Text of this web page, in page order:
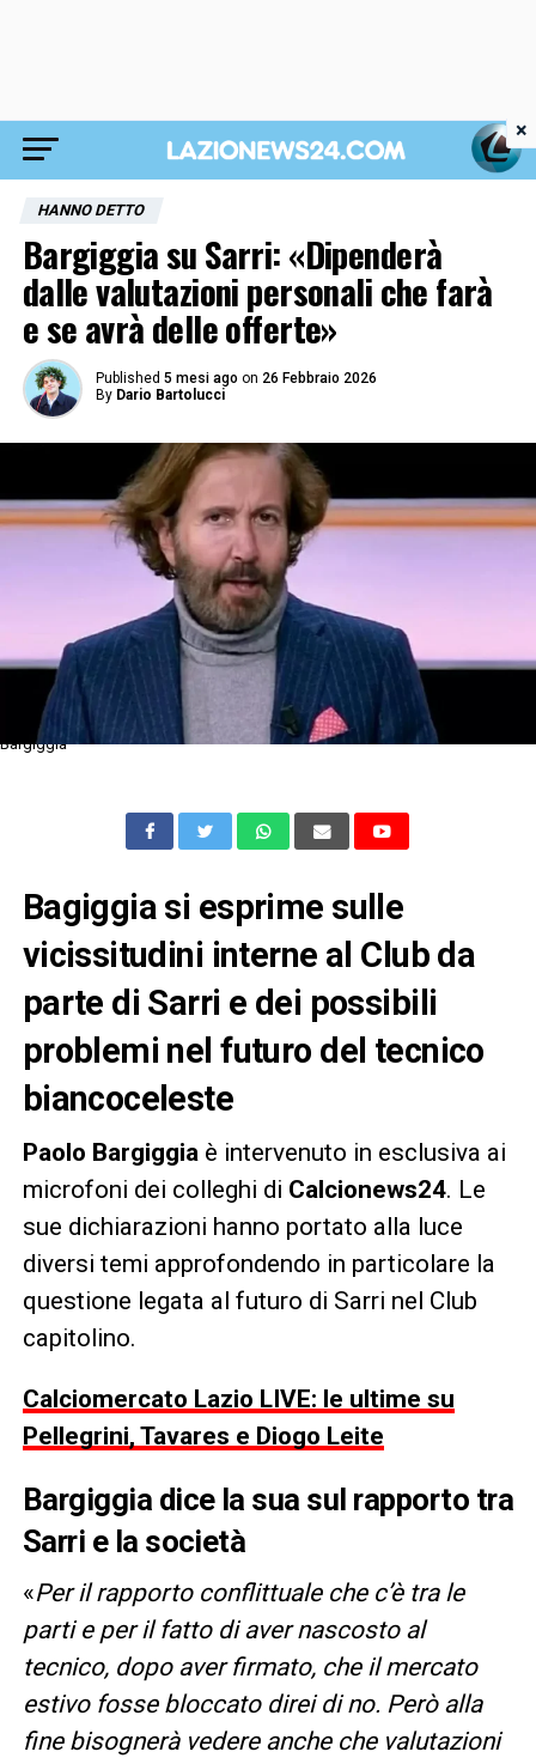
HANNO DETTO
Bargiggia su Sarri: «Dipenderà
dalle valutazioni personali che farà
e se avrà delle offerte»
Published 5 mesi ago on 26 Febbraio 2026
By Dario Bartolucci
Bargiggia
Bagiggia si esprime sulle
vicissitudini interne al Club da
parte di Sarri e dei possibili
problemi nel futuro del tecnico
biancoceleste
Paolo Bargiggia è intervenuto in esclusiva ai
microfoni dei colleghi di Calcionews24. Le
sue dichiarazioni hanno portato alla luce
diversi temi approfondendo in particolare la
questione legata al futuro di Sarri nel Club
capitolino.
Calciomercato Lazio LIVE: le ultime su
Pellegrini, Tavares e Diogo Leite
Bargiggia dice la sua sul rapporto tra
Sarri e la società
«Per il rapporto conflittuale che c’è tra le
parti e per il fatto di aver nascosto al
tecnico, dopo aver firmato, che il mercato
estivo fosse bloccato direi di no. Però alla
fine bisognerà vedere anche che valutazioni
×